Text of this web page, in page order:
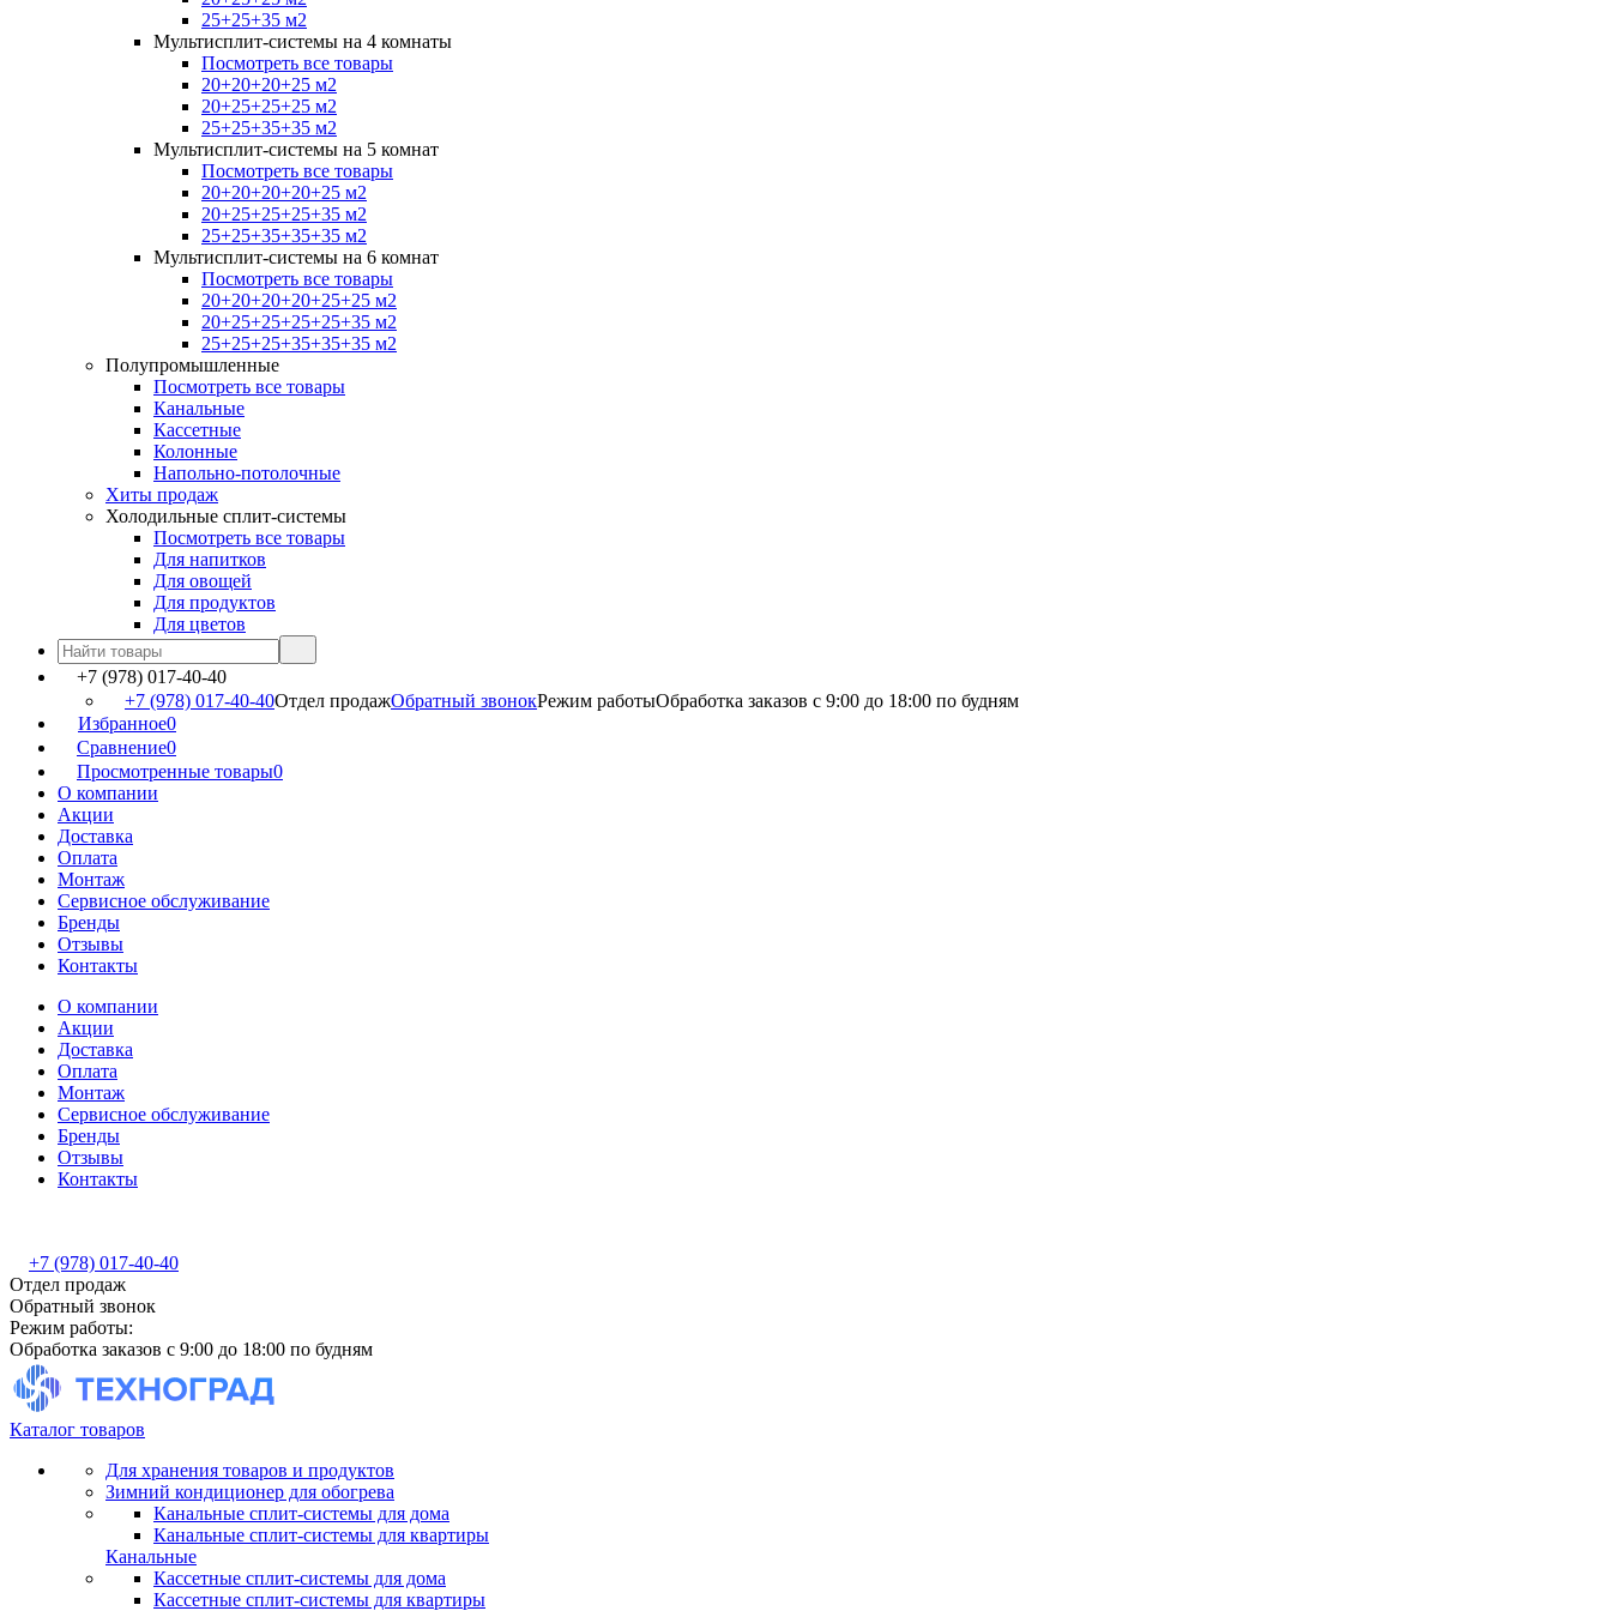
25+25+35 м2
Мультисплит-системы на 4 комнаты
Посмотреть все товары
20+20+20+25 м2
20+25+25+25 м2
25+25+35+35 м2
Мультисплит-системы на 5 комнат
Посмотреть все товары
20+20+20+20+25 м2
20+25+25+25+35 м2
25+25+35+35+35 м2
Мультисплит-системы на 6 комнат
Посмотреть все товары
20+20+20+20+25+25 м2
20+25+25+25+25+35 м2
25+25+25+35+35+35 м2
Полупромышленные
Посмотреть все товары
Канальные
Кассетные
Колонные
Напольно-потолочные
Хиты продаж
Холодильные сплит-системы
Посмотреть все товары
Для напитков
Для овощей
Для продуктов
Для цветов
+7 (978) 017-40-40
+7 (978) 017-40-40Отдел продажОбратный звонокРежим работыОбработка заказов с 9:00 до 18:00 по будням
Избранное0
Сравнение0
Просмотренные товары0
О компании
Акции
Доставка
Оплата
Монтаж
Сервисное обслуживание
Бренды
Отзывы
Контакты
О компании
Акции
Доставка
Оплата
Монтаж
Сервисное обслуживание
Бренды
Отзывы
Контакты
+7 (978) 017-40-40
Отдел продаж
Обратный звонок
Режим работы:
Обработка заказов с 9:00 до 18:00 по будням
Каталог товаров
Для хранения товаров и продуктов
Зимний кондиционер для обогрева
Канальные сплит-системы для дома
Канальные сплит-системы для квартиры
Канальные
Кассетные сплит-системы для дома
Кассетные сплит-системы для квартиры